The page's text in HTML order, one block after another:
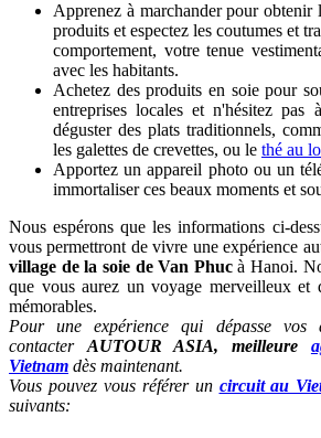
Apprenez à marchander pour
produits et espectez les coutumes et
comportement, votre tenue
avec les habitants.
Achetez des produits en soie pour
entreprises locales et n'hésitez pas
déguster des plats traditionnels,
les galettes de crevettes, ou le thé au
Apportez un appareil photo ou un
immortaliser ces beaux moments et
Nous espérons que les informations ci-
vous permettront de vivre une expérience
village de la soie de Van Phucà Hanoi.
que vous aurez un voyage merveilleux et
mémorables.
Pour une expérience qui dépasse vos
contacter AUTOUR ASIA, meilleure
Vietnam dès maintenant.
Vous pouvez vous référer un circuit au
suivants: